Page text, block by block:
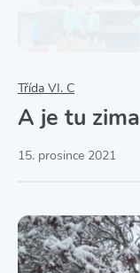
Třída VI. C
A je tu zima
15. prosince 2021